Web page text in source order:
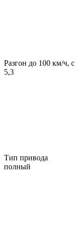
Разгон до 100 км/ч, с
5,3
Тип привода
полный